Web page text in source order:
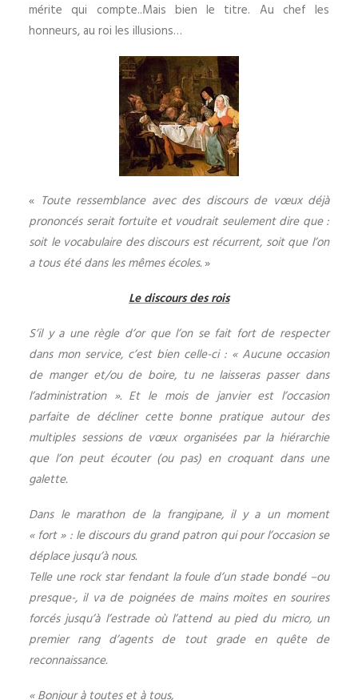
mérite qui compte..Mais bien le titre. Au chef les
honneurs, au roi les illusions…
« Toute ressemblance avec des discours de vœux déjà
prononcés serait fortuite et voudrait seulement dire que :
soit le vocabulaire des discours est récurrent, soit que l’on
a tous été dans les mêmes écoles.»
Le discours des rois
S’il y a une règle d’or que l’on se fait fort de respecter
dans mon service, c’est bien celle-ci : « Aucune occasion
de manger et/ou de boire, tu ne laisseras passer dans
l’administration ». Et le mois de janvier est l’occasion
parfaite de décliner cette bonne pratique autour des
multiples sessions de vœux organisées par la hiérarchie
que l’on peut écouter (ou pas) en croquant dans une
galette.
Dans le marathon de la frangipane, il y a un moment
« fort » : le discours du grand patron qui pour l’occasion se
déplace jusqu’à nous.
Telle une rock star fendant la foule d’un stade bondé –ou
presque-, il va de poignées de mains moites en sourires
forcés jusqu’à l’estrade où l’attend au pied du micro, un
premier rang d’agents de tout grade en quête de
reconnaissance.
« Bonjour à toutes et à tous,